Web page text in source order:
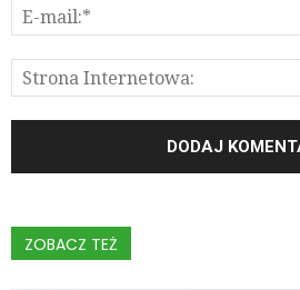
ZOBACZ TEŻ